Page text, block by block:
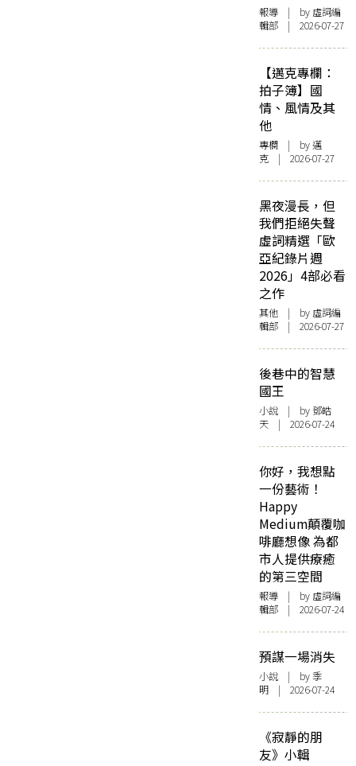
報導 | by 虛詞編
輯部 | 2026-07-27
【邁克專欄：
拍子簿】國
情、風情及其
他
專欄 | by邁
克 | 2026-07-27
黑夜漫長，但
我們拒絕失聲
虛詞精選「歐
亞紀錄片週
2026」4部必看
之作
其他 | by 虛詞編
輯部 | 2026-07-27
後巷中的智慧
國王
小說 | by 鄧皓
天 | 2026-07-24
你好，我想點
一份藝術！
Happy
Medium顛覆咖
啡廳想像 為都
市人提供療癒
的第三空間
報導 | by 虛詞編
輯部 | 2026-07-24
預謀一場消失
小說 | by 季
明 | 2026-07-24
《寂靜的朋
友》小輯